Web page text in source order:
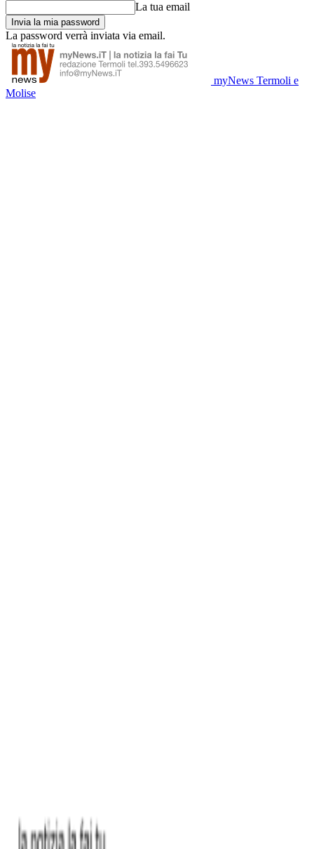
La tua email
La password verrà inviata via email.
myNews Termoli e
Molise